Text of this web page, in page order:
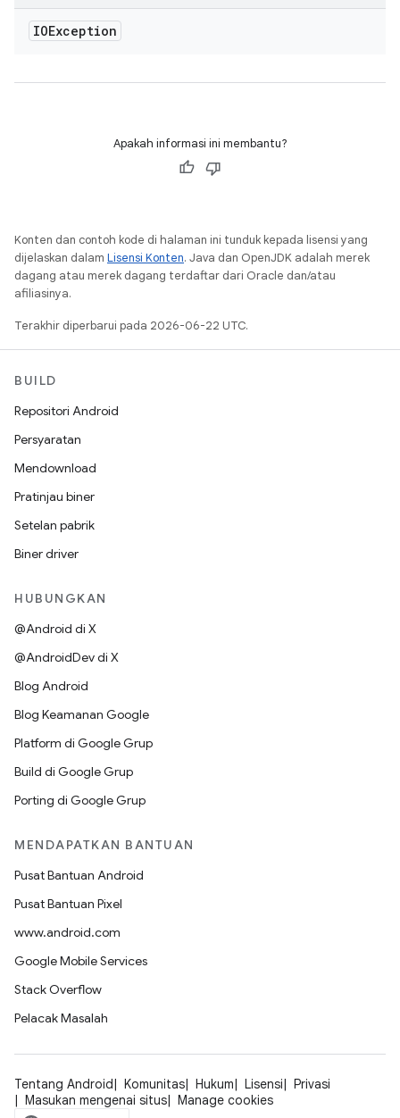
IOException
Apakah informasi ini membantu?
Konten dan contoh kode di halaman ini tunduk kepada lisensi yang
dijelaskan dalam Lisensi Konten. Java dan OpenJDK adalah merek
dagang atau merek dagang terdaftar dari Oracle dan/atau
afiliasinya.
Terakhir diperbarui pada 2026-06-22 UTC.
BUILD
Repositori Android
Persyaratan
Mendownload
Pratinjau biner
Setelan pabrik
Biner driver
HUBUNGKAN
@Android di X
@AndroidDev di X
Blog Android
Blog Keamanan Google
Platform di Google Grup
Build di Google Grup
Porting di Google Grup
MENDAPATKAN BANTUAN
Pusat Bantuan Android
Pusat Bantuan Pixel
www.android.com
Google Mobile Services
Stack Overflow
Pelacak Masalah
Tentang Android Komunitas Hukum Lisensi
Privasi
Masukan mengenai situs
Manage cookies